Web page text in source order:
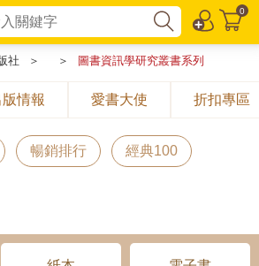
0
社 ＞ ＞ 圖書資訊學研究叢書系列
版情報 愛書大使 折扣專區
暢銷排行 經典100